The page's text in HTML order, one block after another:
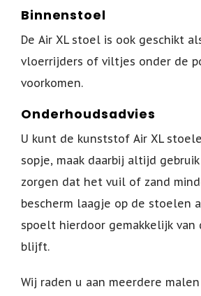
Binnenstoel
De Air XL stoel is ook geschikt
vloerrijders of viltjes onder de
voorkomen.
Onderhoudsadvies
U kunt de kunststof Air XL
sopje, maak daarbij altijd
zorgen dat het vuil of zand
bescherm laagje op de stoelen
spoelt hierdoor gemakkelijk
blijft.
Wij raden u aan meerdere